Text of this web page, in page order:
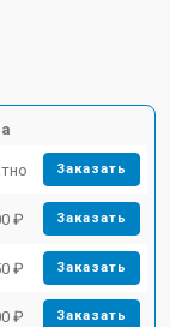
Заказать
₽ Заказать
₽ Заказать
₽ Заказать